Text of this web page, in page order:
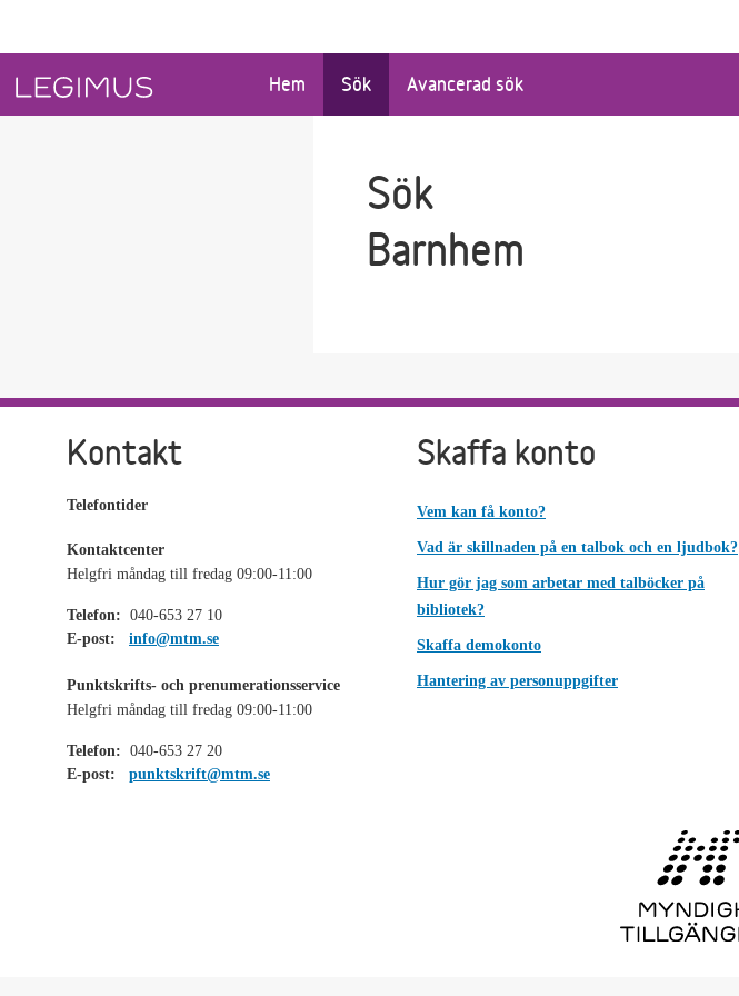
Hem Sök Avancerad sök
Sök
Barnhem
Kontakt
Telefontider
Kontaktcenter
Helgfri måndag till fredag 09:00-11:00
Telefon: 040-653 27 10
E-post:
info@mtm.se
Punktskrifts- och prenumerationsservice
Helgfri måndag till fredag 09:00-11:00
Telefon: 040-653 27 20
E-post:
punktskrift@mtm.se
Skaffa konto
Vem kan få konto?
Vad är skillnaden på en talbok och en ljudbok?
Hur gör jag som arbetar med talböcker på
bibliotek?
Skaffa demokonto
Hantering av personuppgifter